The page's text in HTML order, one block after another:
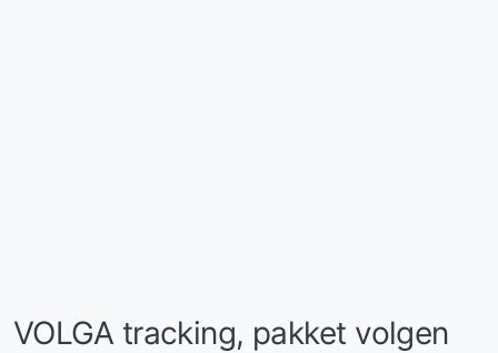
VOLGA tracking, pakket volgen